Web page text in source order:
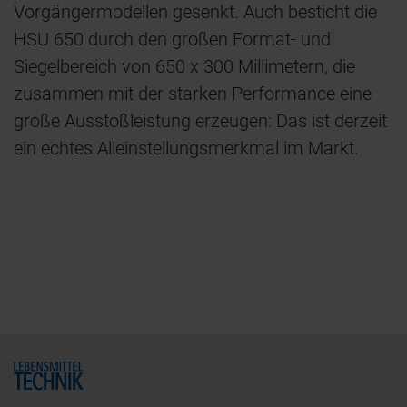
Vorgängermodellen gesenkt. Auch besticht die
HSU 650 durch den großen Format- und
Siegelbereich von 650 x 300 Millimetern, die
zusammen mit der starken Performance eine
große Ausstoßleistung erzeugen: Das ist derzeit
ein echtes Alleinstellungsmerkmal im Markt.
Home